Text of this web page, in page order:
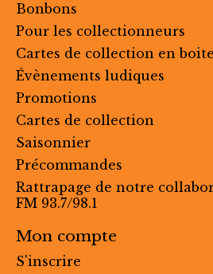
Bonbons
Pour les collectionneurs
Cartes de collection en boite
Évènements ludiques
Promotions
Cartes de collection
Saisonnier
Précommandes
Rattrapage de notre
FM 93.7/98.1
Mon compte
S'inscrire